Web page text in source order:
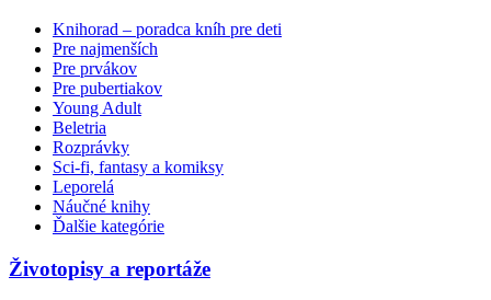
Knihorad – poradca kníh pre deti
Pre najmenších
Pre prvákov
Pre pubertiakov
Young Adult
Beletria
Rozprávky
Sci-fi, fantasy a komiksy
Leporelá
Náučné knihy
Ďalšie kategórie
Životopisy a reportáže